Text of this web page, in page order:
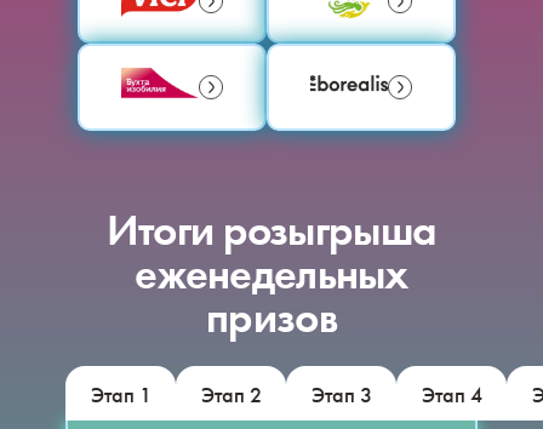
Итоги розыгрыша
еженедельных
призов
Этап 1 Этап 2 Этап 3 Этап 4